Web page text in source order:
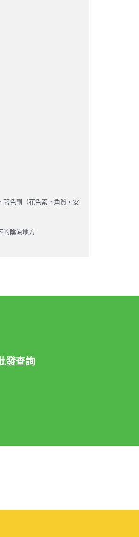
色劑（花色素，角質，安
的陰涼地方
發查詢